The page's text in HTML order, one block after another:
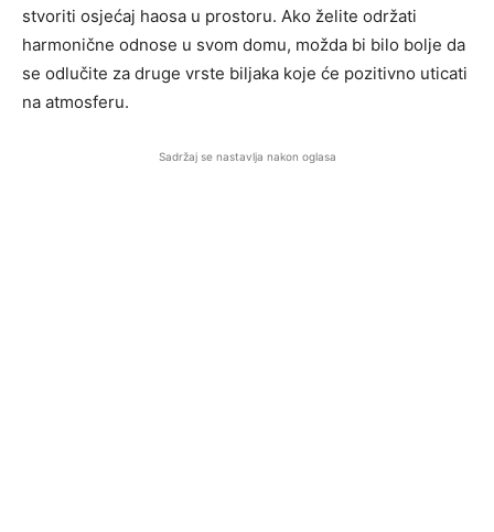
stvoriti osjećaj haosa u prostoru. Ako želite održati
harmonične odnose u svom domu, možda bi bilo bolje da
se odlučite za druge vrste biljaka koje će pozitivno uticati
na atmosferu.
Sadržaj se nastavlja nakon oglasa